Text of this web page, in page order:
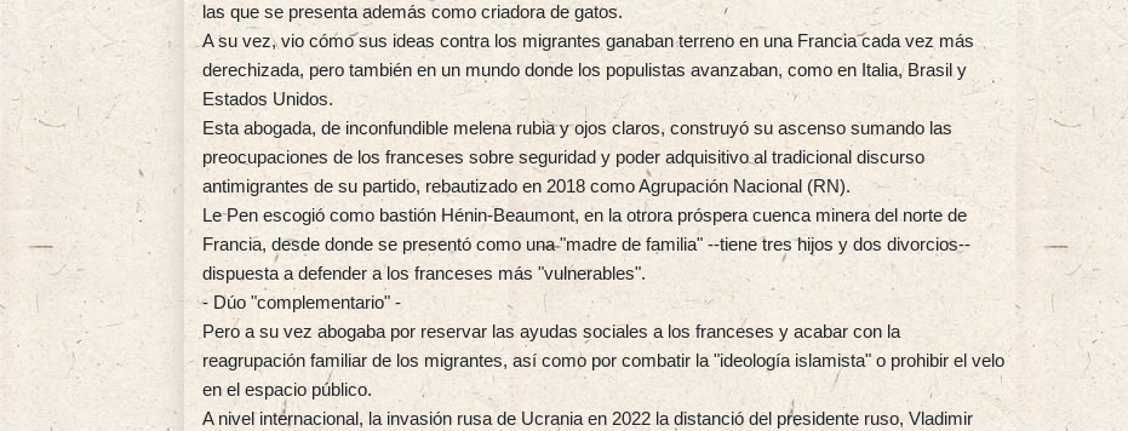
las que se presenta además como criadora de gatos.
A su vez, vio cómo sus ideas contra los migrantes ganaban terreno en una Francia cada vez más
derechizada, pero también en un mundo donde los populistas avanzaban, como en Italia, Brasil y
Estados Unidos.
Esta abogada, de inconfundible melena rubia y ojos claros, construyó su ascenso sumando las
preocupaciones de los franceses sobre seguridad y poder adquisitivo al tradicional discurso
antimigrantes de su partido, rebautizado en 2018 como Agrupación Nacional (RN).
Le Pen escogió como bastión Hénin-Beaumont, en la otrora próspera cuenca minera del norte de
Francia, desde donde se presentó como una "madre de familia" --tiene tres hijos y dos divorcios--
dispuesta a defender a los franceses más "vulnerables".
- Dúo "complementario" -
Pero a su vez abogaba por reservar las ayudas sociales a los franceses y acabar con la
reagrupación familiar de los migrantes, así como por combatir la "ideología islamista" o prohibir el velo
en el espacio público.
A nivel internacional, la invasión rusa de Ucrania en 2022 la distanció del presidente ruso, Vladimir